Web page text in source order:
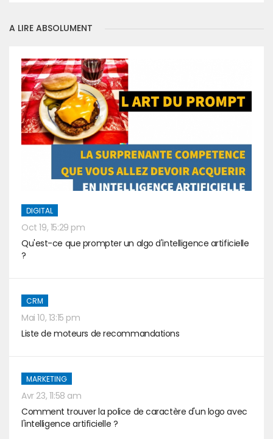
A LIRE ABSOLUMENT
DIGITAL
Oct 19, 15:29 pm
Qu'est-ce que prompter un algo d'intelligence artificielle
?
CRM
Mai 10, 13:15 pm
Liste de moteurs de recommandations
MARKETING
Avr 23, 11:58 am
Comment trouver la police de caractère d'un logo avec
l'intelligence artificielle ?